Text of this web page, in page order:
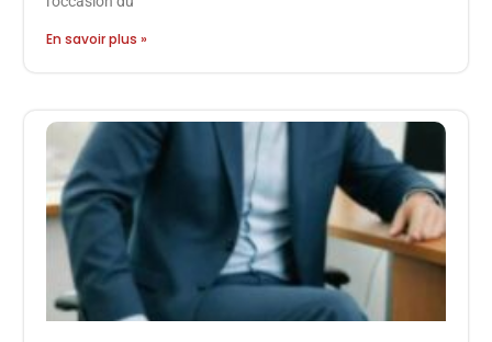
En savoir plus »